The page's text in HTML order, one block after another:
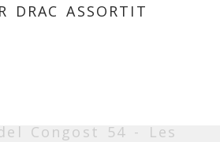
DRAC ASSORTIT
Congost 54 -
Les